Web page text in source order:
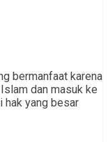
bermanfaat karena
dan masuk ke
hak yang besar